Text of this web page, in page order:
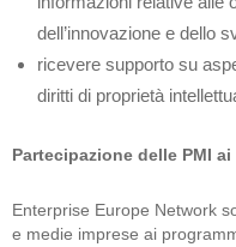
dell’innovazione e dello
ricevere supporto su
diritti di proprietà
Partecipazione delle PMI
Enterprise Europe Network
e medie imprese ai